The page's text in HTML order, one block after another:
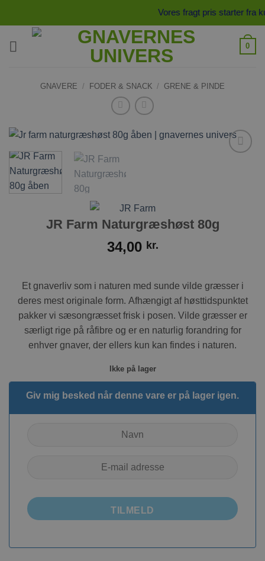
Vores fragt pris starter fra
0
GNAVERE / FODER & SNACK / GRENE & PINDE
JR Farm Naturgræshøst 80g
34,00 kr.
Et gnaverliv som i naturen med sunde vilde græsser i
deres mest originale form. Afhængigt af høsttidspunktet
pakker vi sæsongræsset frisk i posen. Vilde græsser er
særligt rige på råfibre og er en naturlig forandring for
enhver gnaver, der ellers kun kan findes i naturen.
Ikke på lager
Giv mig besked når denne vare er på lager igen.
TILMELD